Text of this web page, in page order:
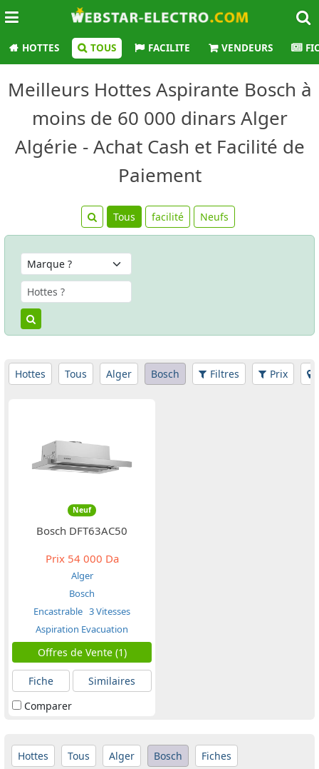
HOTTES TOUS FACILITE VENDEURS
Meilleurs Hottes Aspirante Bosch à
moins de 60 000 dinars Alger
Algérie - Achat Cash et Facilité de
Paiement
Tous facilité Neufs
Hottes Tous Alger Bosch Filtres Prix
Neuf
Bosch DFT63AC50
Prix54 000 Da
Alger
Bosch
Encastrable 3 Vitesses
Aspiration Evacuation
Offres de Vente (1)
Fiche
Similaires
Comparer
Hottes Tous Alger Bosch Fiches